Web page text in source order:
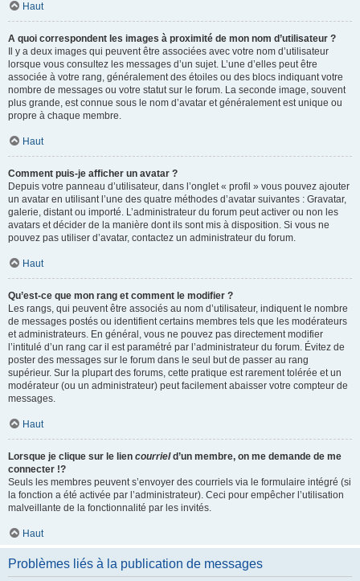
Haut
A quoi correspondent les images à proximité de mon nom d’utilisateur ?
Il y a deux images qui peuvent être associées avec votre nom d’utilisateur
lorsque vous consultez les messages d’un sujet. L’une d’elles peut être
associée à votre rang, généralement des étoiles ou des blocs indiquant votre
nombre de messages ou votre statut sur le forum. La seconde image, souvent
plus grande, est connue sous le nom d’avatar et généralement est unique ou
propre à chaque membre.
Haut
Comment puis-je afficher un avatar ?
Depuis votre panneau d’utilisateur, dans l’onglet « profil » vous pouvez ajouter
un avatar en utilisant l’une des quatre méthodes d’avatar suivantes : Gravatar,
galerie, distant ou importé. L’administrateur du forum peut activer ou non les
avatars et décider de la manière dont ils sont mis à disposition. Si vous ne
pouvez pas utiliser d’avatar, contactez un administrateur du forum.
Haut
Qu’est-ce que mon rang et comment le modifier ?
Les rangs, qui peuvent être associés au nom d’utilisateur, indiquent le nombre
de messages postés ou identifient certains membres tels que les modérateurs
et administrateurs. En général, vous ne pouvez pas directement modifier
l’intitulé d’un rang car il est paramétré par l’administrateur du forum. Évitez de
poster des messages sur le forum dans le seul but de passer au rang
supérieur. Sur la plupart des forums, cette pratique est rarement tolérée et un
modérateur (ou un administrateur) peut facilement abaisser votre compteur de
messages.
Haut
Lorsque je clique sur le lien courrield’un membre, on me demande de me
connecter !?
Seuls les membres peuvent s’envoyer des courriels via le formulaire intégré (si
la fonction a été activée par l’administrateur). Ceci pour empêcher l’utilisation
malveillante de la fonctionnalité par les invités.
Haut
Problèmes liés à la publication de messages